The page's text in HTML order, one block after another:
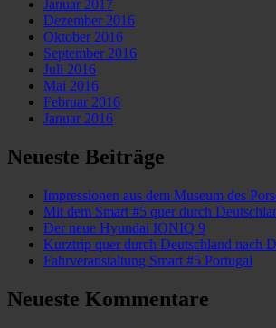
Januar 2017
Dezember 2016
Oktober 2016
September 2016
Juli 2016
Mai 2016
Februar 2016
Januar 2016
Neueste Beiträge
Impressionen aus dem Museum des
Mit dem Smart #5 quer durch
Der neue Hyundai IONIQ 9
Kurztrip quer durch Deutschland nach
Fahrveranstaltung Smart #5 Portugal
Neueste Kommentare